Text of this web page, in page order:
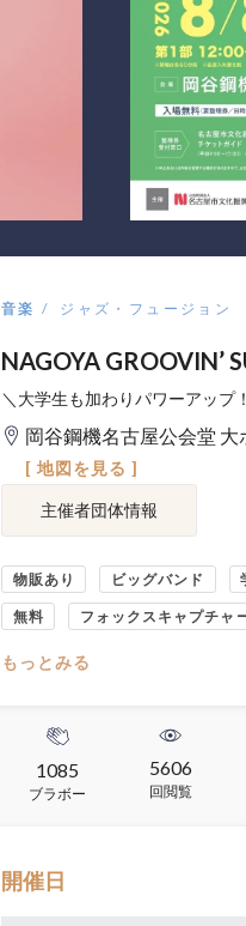
音楽 ジャズ・フュージョン
NAGOYA GROOVIN’
＼大学生も加わりパワーアップ
岡谷鋼機名古屋公会堂 大
[ 地図を見る ]
主催者団体情報
物販あり ビッグバンド
無料 フォックスキャプチャ
もっとみる
1085
ブラボー
5606
回閲覧
開催日